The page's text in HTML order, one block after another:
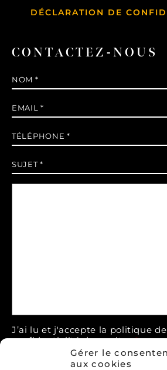
Gérer le
aux cookies
DÉCLARATION DE
CONTACTEZ-NOUS
Nom
E-
mail *
Téléphone *
Sujet *
J’ai lu et j'accepte la politique de
confidentialité de ce site. *
> Déclaration de